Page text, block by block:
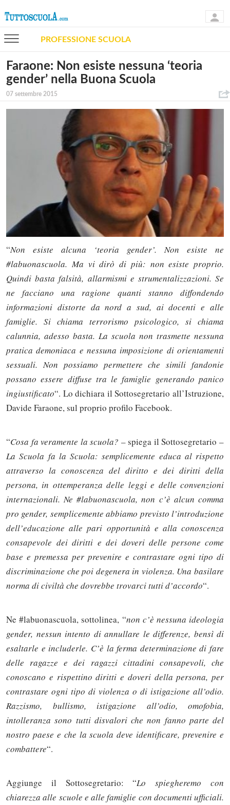
PROFESSIONE SCUOLA
Faraone: Non esiste nessuna ‘teoria
gender’ nella Buona Scuola
07 settembre 2015
“Non esiste alcuna ‘teoria gender’. Non esiste ne
#labuonascuola. Ma vi dirò di più: non esiste proprio.
Quindi basta falsità, allarmismi e strumentalizzazioni. Se
ne facciano una ragione quanti stanno diffondendo
informazioni distorte da nord a sud, ai docenti e alle
famiglie. Si chiama terrorismo psicologico, si chiama
calunnia, adesso basta. La scuola non trasmette nessuna
pratica demoniaca e nessuna imposizione di orientamenti
sessuali. Non possiamo permettere che simili fandonie
possano essere diffuse tra le famiglie generando panico
ingiustificato“. Lo dichiara il Sottosegretario all’Istruzione,
Davide Faraone, sul proprio profilo Facebook.
“Cosa fa veramente la scuola? – spiega il Sottosegretario –
La Scuola fa la Scuola: semplicemente educa al rispetto
attraverso la conoscenza del diritto e dei diritti della
persona, in ottemperanza delle leggi e delle convenzioni
internazionali. Ne #labuonascuola, non c’è alcun comma
pro gender, semplicemente abbiamo previsto l’introduzione
dell’educazione alle pari opportunità e alla conoscenza
consapevole dei diritti e dei doveri delle persone come
base e premessa per prevenire e contrastare ogni tipo di
discriminazione che poi degenera in violenza. Una basilare
norma di civiltà che dovrebbe trovarci tutti d’accordo“.
Ne #labuonascuola, sottolinea, “non c’è nessuna ideologia
gender, nessun intento di annullare le differenze, bensì di
esaltarle e includerle. C’è la ferma determinazione di fare
delle ragazze e dei ragazzi cittadini consapevoli, che
conoscano e rispettino diritti e doveri della persona, per
contrastare ogni tipo di violenza o di istigazione all’odio.
Razzismo, bullismo, istigazione all’odio, omofobia,
intolleranza sono tutti disvalori che non fanno parte del
nostro paese e che la scuola deve identificare, prevenire e
combattere“.
Aggiunge il Sottosegretario: “Lo spiegheremo con
chiarezza alle scuole e alle famiglie con documenti ufficiali.